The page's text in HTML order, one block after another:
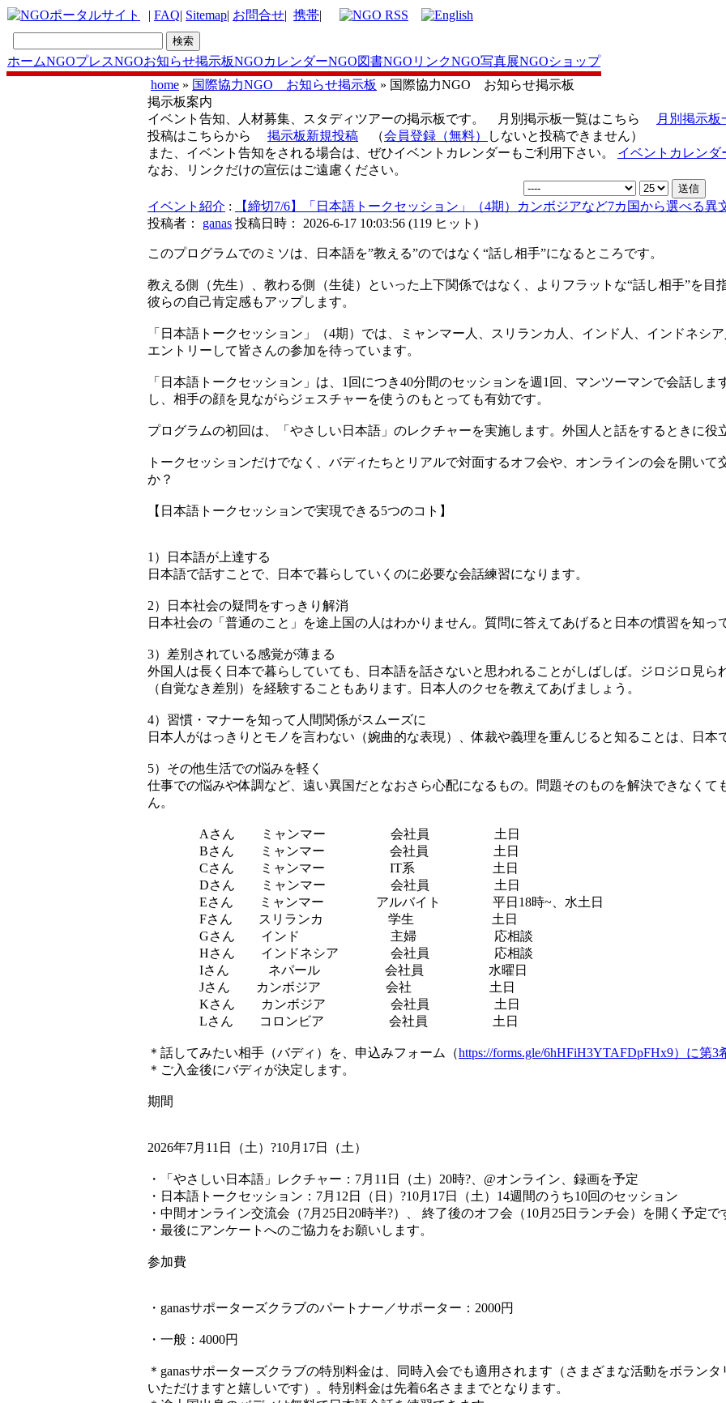
| FAQ| Sitemap| お問合せ| 携帯|
ホームNGOプレスNGOお知らせ掲示板NGOカレンダーNGO図書NGOリンクNGO写真展NGOショップ
home » 国際協力NGO お知らせ掲示板 » 国際協力NGO お知らせ掲示板
掲示板案内
イベント告知、人材募集、スタディツアーの掲示板です。 月別掲示板一覧はこちら
月別掲示板
投稿はこちらから 掲示板新規投稿 （会員登録（無料）
しないと投稿できません）
また、イベント告知をされる場合は、ぜひイベントカレンダーもご利用下さい。 イベントカレンダ
なお、リンクだけの宣伝はご遠慮ください。
イベント紹介 :
【締切7/6】「日本語トークセッション」（4期）カンボジアなど7カ国から選べる異
投稿者： ganas 投稿日時： 2026-6-17 10:03:56 (119 ヒット )
このプログラムでのミソは、日本語を”教える”のではなく“話し相手”になるところです。
教える側（先生）、教わる側（生徒）といった上下関係ではなく、よりフラットな“話し相手”を
彼らの自己肯定感もアップします。
「日本語トークセッション」（4期）では、ミャンマー人、スリランカ人、インド人、インドネシ
エントリーして皆さんの参加を待っています。
「日本語トークセッション」は、1回につき40分間のセッションを週1回、マンツーマンで会話し
し、相手の顔を見ながらジェスチャーを使うのもとっても有効です。
プログラムの初回は、「やさしい日本語」のレクチャーを実施します。外国人と話をするときに
トークセッションだけでなく、バディたちとリアルで対面するオフ会や、オンラインの会を開い
か？
【日本語トークセッションで実現できる5つのコト】
1）日本語が上達する
日本語で話すことで、日本で暮らしていくのに必要な会話練習になります。
2）日本社会の疑問をすっきり解消
日本社会の「普通のこと」を途上国の人はわかりません。質問に答えてあげると日本の慣習を知っ
3）差別されている感覚が薄まる
外国人は長く日本で暮らしていても、日本語を話さないと思われることがしばしば。ジロジロ見
（自覚なき差別）を経験することもあります。日本人のクセを教えてあげましょう。
4）習慣・マナーを知って人間関係がスムーズに
日本人がはっきりとモノを言わない（婉曲的な表現）、体裁や義理を重んじると知ることは、日
5）その他生活での悩みを軽く
仕事での悩みや体調など、遠い異国だとなおさら心配になるもの。問題そのものを解決できなく
ん。
Aさん ミャンマー 会社員 土日
Bさん ミャンマー 会社員 土日
Cさん ミャンマー IT系 土日
Dさん ミャンマー 会社員 土日
Eさん ミャンマー アルバイト 平日18時~、水土日
Fさん スリランカ 学生 土日
Gさん インド 主婦 応相談
Hさん インドネシア 会社員 応相談
Iさん ネパール 会社員 水曜日
Jさん カンボジア 会社 土日
Kさん カンボジア 会社員 土日
Lさん コロンビア 会社員 土日
＊話してみたい相手（バディ）を、申込みフォーム（https://forms.gle/6hHFiH3YTAFDpFHx9）に第
＊ご入金後にバディが決定します。
期間
2026年7月11日（土）?10月17日（土）
・「やさしい日本語」レクチャー：7月11日（土）20時?、@オンライン、録画を予定
・日本語トークセッション：7月12日（日）?10月17日（土）14週間のうち10回のセッション
・中間オンライン交流会（7月25日20時半?）、 終了後のオフ会（10月25日ランチ会）を開く予定で
・最後にアンケートへのご協力をお願いします。
参加費
・ganasサポーターズクラブのパートナー／サポーター：2000円
・一般：4000円
＊ganasサポーターズクラブの特別料金は、同時入会でも適用されます（さまざまな活動をボラン
いただけますと嬉しいです）。特別料金は先着6名さままでとなります。